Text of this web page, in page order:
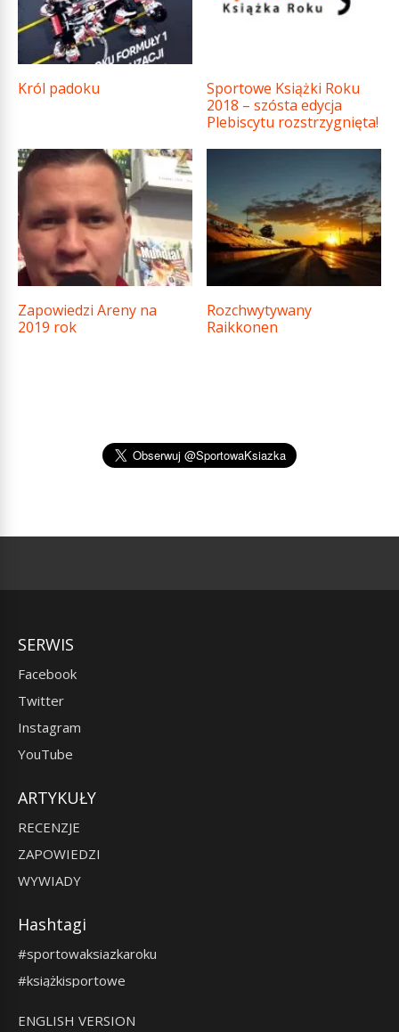
Król padoku
Sportowe Książki Roku
2018 – szósta edycja
Plebiscytu rozstrzygnięta!
Zapowiedzi Areny na
2019 rok
Rozchwytywany
Raikkonen
SERWIS
Facebook
Twitter
Instagram
YouTube
ARTYKUŁY
RECENZJE
ZAPOWIEDZI
WYWIADY
Hashtagi
#sportowaksiazkaroku
#książkisportowe
ENGLISH VERSION